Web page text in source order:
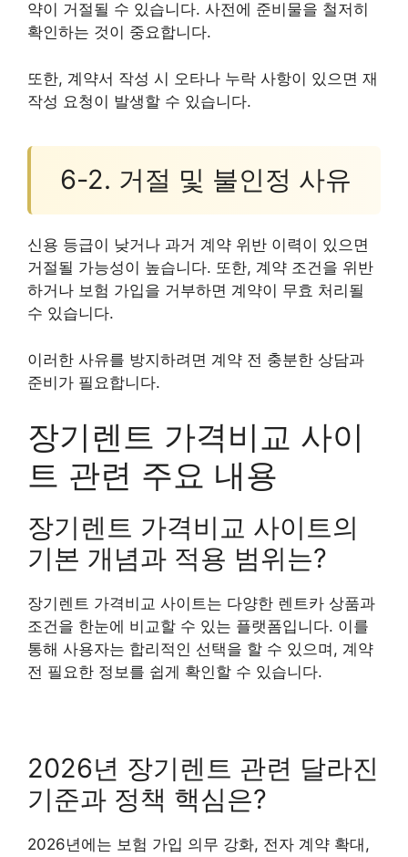
약이 거절될 수 있습니다. 사전에 준비물을 철저히
확인하는 것이 중요합니다.
또한, 계약서 작성 시 오타나 누락 사항이 있으면 재
작성 요청이 발생할 수 있습니다.
6-2. 거절 및 불인정 사유
신용 등급이 낮거나 과거 계약 위반 이력이 있으면
거절될 가능성이 높습니다. 또한, 계약 조건을 위반
하거나 보험 가입을 거부하면 계약이 무효 처리될
수 있습니다.
이러한 사유를 방지하려면 계약 전 충분한 상담과
준비가 필요합니다.
장기렌트 가격비교 사이
트 관련 주요 내용
장기렌트 가격비교 사이트의
기본 개념과 적용 범위는?
장기렌트 가격비교 사이트는 다양한 렌트카 상품과
조건을 한눈에 비교할 수 있는 플랫폼입니다. 이를
통해 사용자는 합리적인 선택을 할 수 있으며, 계약
전 필요한 정보를 쉽게 확인할 수 있습니다.
2026년 장기렌트 관련 달라진
기준과 정책 핵심은?
2026년에는 보험 가입 의무 강화, 전자 계약 확대,